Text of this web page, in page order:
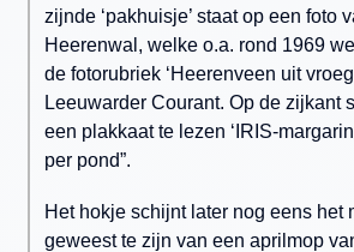
zijnde ‘pakhuisje’ staat op een foto
Heerenwal, welke o.a. rond 1969
de fotorubriek ‘Heerenveen uit
Leeuwarder Courant. Op de zijkant
een plakkaat te lezen ‘IRIS-
per pond”.
Het hokje schijnt later nog eens het
geweest te zijn van een aprilmop